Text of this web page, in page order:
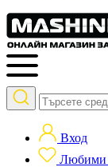
Вход
Любими